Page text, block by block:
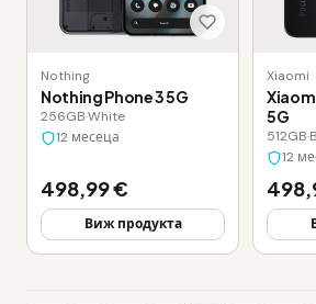
Nothing
Nothing Phone 3 5G
256GB·White
12 месеца
498,99 €
Виж продукта
Xiaomi
5G
512GB·
12